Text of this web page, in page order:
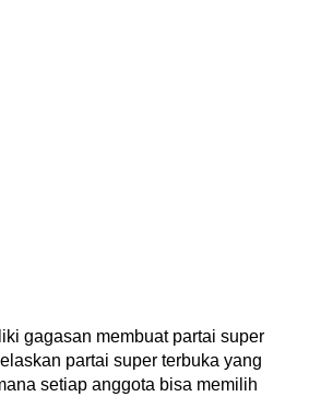
gagasan membuat partai super
partai super terbuka yang
setiap anggota bisa memilih